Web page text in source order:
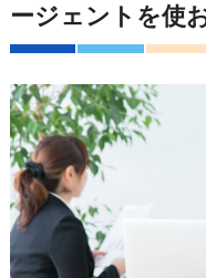
ージェントを使